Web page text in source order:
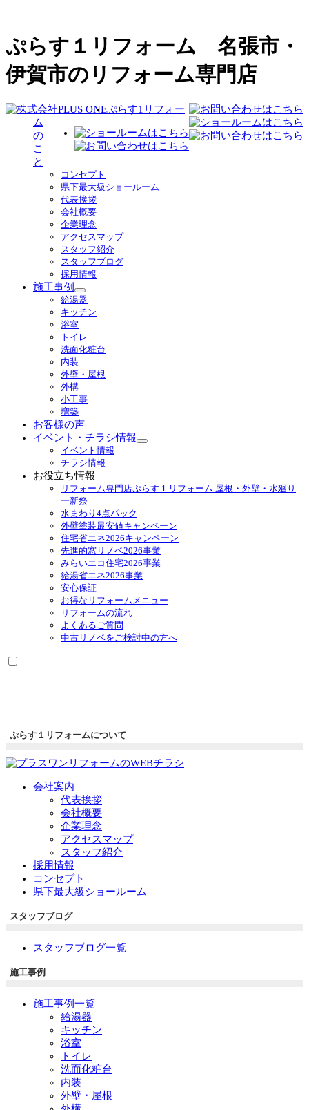
ぷらす１リフォーム 名張市・
伊賀市のリフォーム専門店
ぷらす1リフォー
ム
の
こ
と
コンセプト
県下最大級ショールーム
代表挨拶
会社概要
企業理念
アクセスマップ
スタッフ紹介
スタッフブログ
採用情報
施工事例
サ
ブ
ニ
ュ
開
給湯器
キッチン
浴室
トイレ
洗面化粧台
内装
外壁・屋根
外構
小工事
増築
お客様の声
イベント・チラシ情報
サ
ニ
ュ
を
展
開
イベント情報
チラシ情報
お役立ち情報
リフォーム専門店ぷらす１リフォーム 屋根・外壁・水廻り
一新祭
水まわり4点パック
外壁塗装最安値キャンペーン
住宅省エネ2026キャンペーン
先進的窓リノベ2026事業
みらいエコ住宅2026事業
給湯省エネ2026事業
安心保証
お得なリフォームメニュー
リフォームの流れ
よくあるご質問
中古リノベをご検討中の方へ
ぷらす１リフォームについて
会社案内
代表挨拶
会社概要
企業理念
アクセスマップ
スタッフ紹介
採用情報
コンセプト
県下最大級ショールーム
スタッフブログ
スタッフブログ一覧
施工事例
施工事例一覧
給湯器
キッチン
浴室
トイレ
洗面化粧台
内装
外壁・屋根